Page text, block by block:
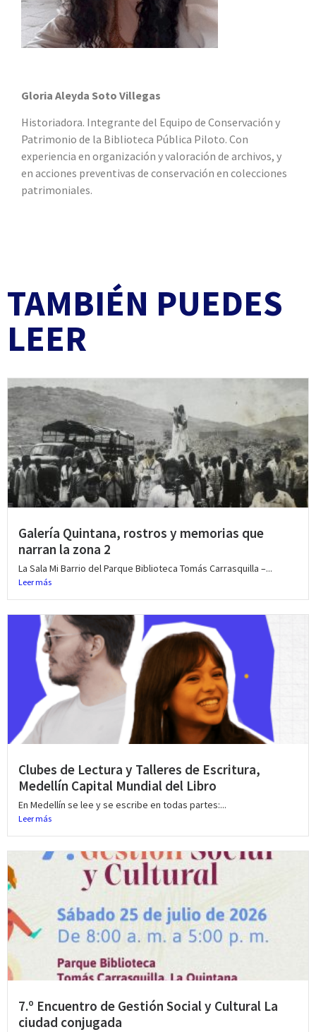
Gloria Aleyda Soto Villegas
Historiadora. Integrante del Equipo de Conservación y
Patrimonio de la Biblioteca Pública Piloto. Con
experiencia en organización y valoración de archivos, y
en acciones preventivas de conservación en colecciones
patrimoniales.
TAMBIÉN PUEDES
LEER
Galería Quintana, rostros y memorias que
narran la zona 2
La Sala Mi Barrio del Parque Biblioteca Tomás Carrasquilla –...
Leer más
Clubes de Lectura y Talleres de Escritura,
Medellín Capital Mundial del Libro
En Medellín se lee y se escribe en todas partes:...
Leer más
7.º Encuentro de Gestión Social y Cultural La
ciudad conjugada